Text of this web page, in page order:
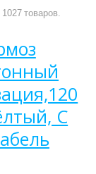
товаров.
С